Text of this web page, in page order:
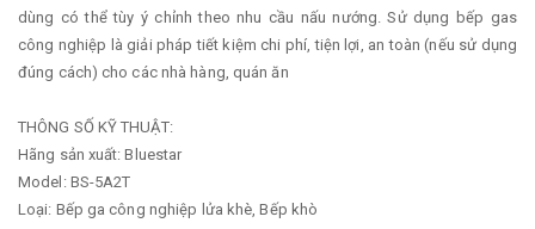
dùng có thể tùy ý chỉnh theo nhu cầu nấu nướng. Sử dụng bếp gas
công nghiệp là giải pháp tiết kiệm chi phí, tiện lợi, an toàn (nếu sử dụng
đúng cách) cho các nhà hàng, quán ăn
THÔNG SỐ KỸ THUẬT:
Hãng sản xuất: Bluestar
Model: BS-5A2T
Loại: Bếp ga công nghiệp lửa khè, Bếp khò